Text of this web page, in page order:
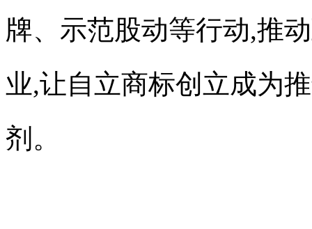
牌、示范股动等行动,推
业,让自立商标创立成为
剂。